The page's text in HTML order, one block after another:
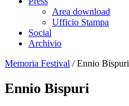
Area download
Ufficio Stampa
Social
Archivio
Memoria Festival /Ennio Bispuri
Ennio Bispuri